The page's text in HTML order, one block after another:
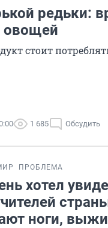
редьки:
овощей
стоит
1 685 Обсудить
ПРОБЛЕМА
хотел
ноги,